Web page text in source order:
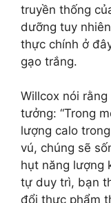
truyền thống
dưỡng tuy
thực chính ở
gạo trắng.
Willcox nói
tưởng: “Trong
lượng calo
vú, chúng sẽ
hụt năng lượng
tự duy trì, bạn
đổi thực phẩm